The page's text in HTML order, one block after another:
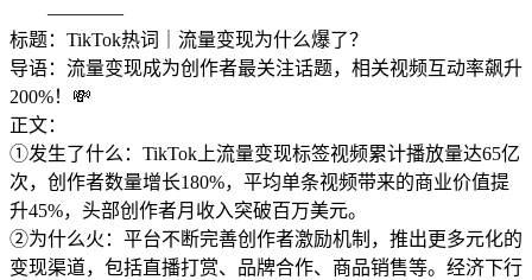
————
标题：TikTok热词｜流量变现为什么爆了？
导语：流量变现成为创作者最关注话题，相关视频互动率飙升
200%！💸
正文：
①发生了什么：TikTok上流量变现标签视频累计播放量达65亿
次，创作者数量增长180%，平均单条视频带来的商业价值提
升45%，头部创作者月收入突破百万美元。
②为什么火：平台不断完善创作者激励机制，推出更多元化的
变现渠道，包括直播打赏、品牌合作、商品销售等。经济下行